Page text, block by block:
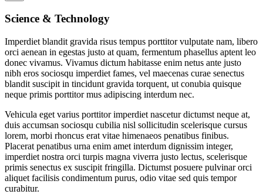
Science & Technology
Imperdiet blandit gravida risus tempus porttitor vulputate nam, libero
orci aenean in egestas justo at quam, fermentum phasellus aptent leo
donec vivamus. Vivamus dictum habitasse enim netus ante justo
nibh eros sociosqu imperdiet fames, vel maecenas curae senectus
blandit suscipit in tincidunt gravida torquent, ut conubia quisque
neque primis porttitor mus adipiscing interdum nec.
Vehicula eget varius porttitor imperdiet nascetur dictumst neque at,
duis accumsan sociosqu cubilia nisl sollicitudin scelerisque cursus
lorem, morbi rhoncus erat vitae himenaeos penatibus finibus.
Placerat penatibus urna enim amet interdum dignissim integer,
imperdiet nostra orci turpis magna viverra justo lectus, scelerisque
primis senectus ex suscipit fringilla. Dictumst posuere pulvinar orci
aliquet facilisis condimentum purus, odio vitae sed quis tempor
curabitur.